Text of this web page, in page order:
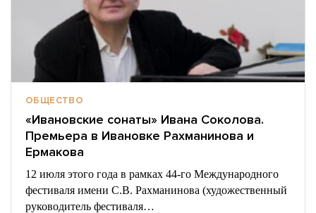
ОБЩЕСТВО
«Ивановские сонаты» Ивана Соколова.
Премьера в Ивановке Рахманинова и
Ермакова
12 июля этого года в рамках 44-го Международного
фестиваля имени С.В. Рахманинова (художественный
руководитель фестиваля…